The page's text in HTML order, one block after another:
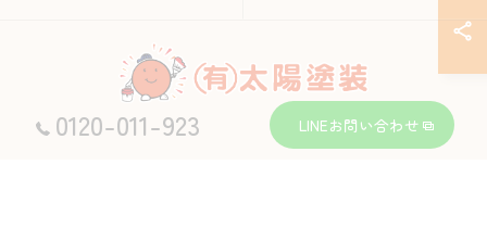
0120-011-923 LINEお問い合わせ
© 2026 長崎の外壁塗装なら有限会社太陽塗装 ALL RIGHTS RESERVED.